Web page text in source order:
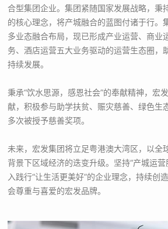
合型集团企业。集团紧随国家发展战略，秉
的核心理念，将产城融合的蓝图付诸于行。
多业态融合布局，现已形成产业运营、商业
务、酒店运营五大业务驱动的运营生态圈，
持续发展。
秉承“饮水思源，感恩社会”的奉献精神，宏
献，积极参与助学扶贫、赈灾慈善、绿色生
多次被授予慈善奖项。
未来，宏发集团将立足粤港澳大湾区，以全
背景下区域经济的迭变升级。坚持“产城运
入践行“让生活更美好”的企业理念，持续创
会尊重与喜爱的宏发品牌。